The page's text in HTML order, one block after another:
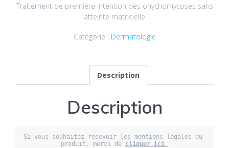
Traitement de première intention des onychomycoses sans
atteinte matricielle
Catégorie : Dermatologie
Description
Description
Si vous souhaitez recevoir les mentions légales du
produit, merci de cliquer ici